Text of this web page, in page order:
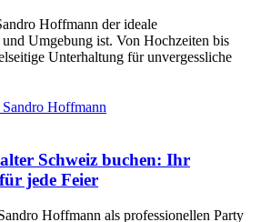
Hoffmann der ideale
Umgebung ist. Von Hochzeiten bis
Unterhaltung für unvergessliche
Hoffmann
Schweiz buchen: Ihr
jede Feier
Hoffmann als professionellen Party